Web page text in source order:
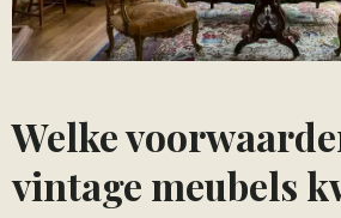
Welke
vintage meubels